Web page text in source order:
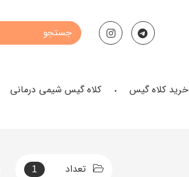
خرید کلاه گیس کلاه گیس شیمی درمانی
تعداد 1